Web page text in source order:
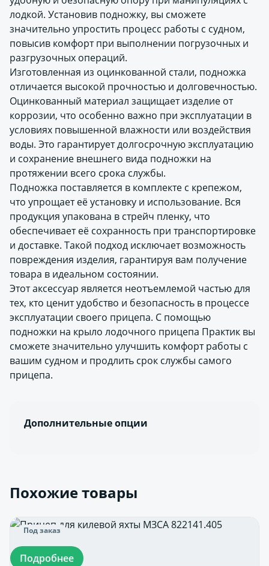
лодкой. Установив подножку, вы сможете
значительно упростить процесс работы с судном,
повысив комфорт при выполнении погрузочных и
разгрузочных операций.
Изготовленная из оцинкованной стали, подножка
отличается высокой прочностью и долговечностью.
Оцинкованный материал защищает изделие от
коррозии, что особенно важно при эксплуатации в
условиях повышенной влажности или воздействия
воды. Это гарантирует долгосрочную эксплуатацию
и сохранение внешнего вида подножки на
протяжении всего срока службы.
Подножка поставляется в комплекте с крепежом,
что упрощает её установку и использование. Вся
продукция упакована в стрейч пленку, что
обеспечивает её сохранность при транспортировке
и доставке. Такой подход исключает возможность
повреждения изделия, гарантируя вам получение
товара в идеальном состоянии.
Этот аксессуар является неотъемлемой частью для
тех, кто ценит удобство и безопасность в процессе
эксплуатации своего прицепа. С помощью
подножки на крыло лодочного прицепа Практик вы
сможете значительно улучшить комфорт работы с
вашим судном и продлить срок службы самого
прицепа.
Дополнительные опции
Похожие товары
Под заказ
Подробнее